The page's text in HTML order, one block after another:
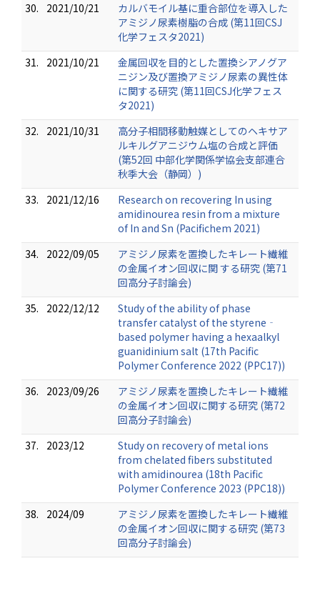
30.
2021/10/21
カルバモイル基に重合部位を導入した
アミジノ尿素樹脂の合成 (第11回CSJ
化学フェスタ2021)
31.
2021/10/21
金属回収を目的とした置換シアノグア
ニジン及び置換アミジノ尿素の異性体
に関する研究 (第11回CSJ化学フェス
タ2021)
32.
2021/10/31
高分子相間移動触媒としてのヘキサア
ルキルグアニジウム塩の合成と評価
(第52回 中部化学関係学協会支部連合
秋季大会（静岡）)
33.
2021/12/16
Research on recovering In using
amidinourea resin from a mixture
of In and Sn (Pacifichem 2021)
34.
2022/09/05
アミジノ尿素を置換したキレート繊維
の金属イオン回収に関 する研究 (第71
回高分子討論会)
35.
2022/12/12
Study of the ability of phase
transfer catalyst of the styrene‐
based polymer having a hexaalkyl
guanidinium salt (17th Pacific
Polymer Conference 2022 (PPC17))
36.
2023/09/26
アミジノ尿素を置換したキレート繊維
の金属イオン回収に関する研究 (第72
回高分子討論会)
37.
2023/12
Study on recovery of metal ions
from chelated fibers substituted
with amidinourea (18th Pacific
Polymer Conference 2023 (PPC18))
38.
2024/09
アミジノ尿素を置換したキレート繊維
の金属イオン回収に関する研究 (第73
回高分子討論会)